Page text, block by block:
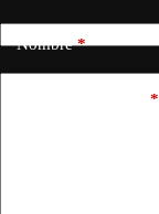
Nombre*
*